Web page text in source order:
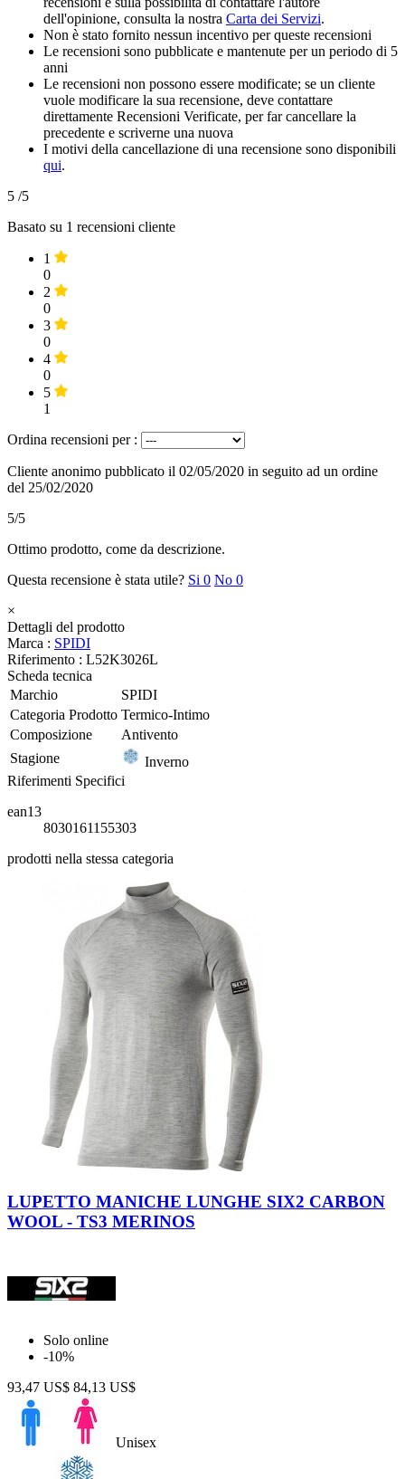
dell'opinione, consulta la nostra Carta dei Servizi.
Non è stato fornito nessun incentivo per queste recensioni
Le recensioni sono pubblicate e mantenute per un periodo di 5
anni
Le recensioni non possono essere modificate; se un cliente
vuole modificare la sua recensione, deve contattare
direttamente Recensioni Verificate, per far cancellare la
precedente e scriverne una nuova
I motivi della cancellazione di una recensione sono disponibili
qui.
5 /5
Basato su 1 recensioni cliente
1
0
2
0
3
0
4
0
5
1
Ordina recensioni per :
Cliente anonimo pubblicato il 02/05/2020 in seguito ad un ordine
del 25/02/2020
5/5
Ottimo prodotto, come da descrizione.
Questa recensione è stata utile? Si 0 No 0
×
Dettagli del prodotto
Marca : SPIDI
Riferimento : L52K3026L
Scheda tecnica
Marchio
SPIDI
Categoria Prodotto Termico-Intimo
Composizione
Antivento
Stagione
Inverno
Riferimenti Specifici
ean13
8030161155303
prodotti nella stessa categoria
Gray
Black
LUPETTO MANICHE LUNGHE SIX2 CARBON
WOOL - TS3 MERINOS
Solo online
-10%
93,47 US$ 84,13 US$
Unisex